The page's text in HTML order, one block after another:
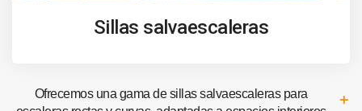
Sillas salvaescaleras
Ofrecemos una gama de sillas salvaescaleras para